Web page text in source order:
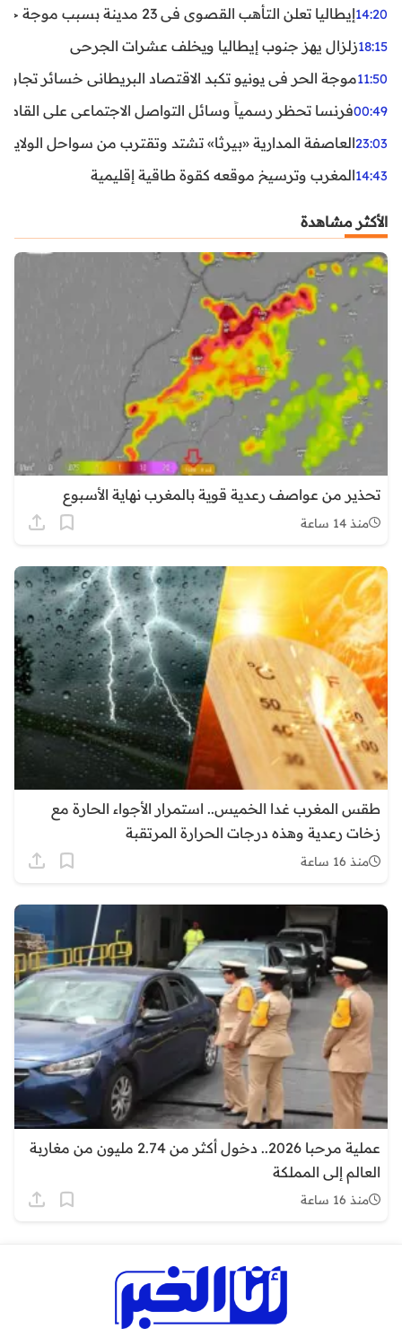
14:20إيطاليا تعلن التأهب القصوى في 23 مدينة بسبب موجة حر شديدة
18:15زلزال يهز جنوب إيطاليا ويخلف عشرات الجرحى
11:50موجة الحر في يونيو تكبد الاقتصاد البريطاني خسائر تجاوزت 1.5 مليار
00:49فرنسا تحظر رسمياً وسائل التواصل الاجتماعي على القاصرين
23:03العاصفة المدارية «بيرثا» تشتد وتقترب من سواحل
14:43المغرب وترسيخ موقعه كقوة طاقية إقليمية
الأكثر مشاهدة
تحذير من عواصف رعدية قوية بالمغرب نهاية الأسبوع
منذ 14 ساعة
طقس المغرب غدا الخميس.. استمرار الأجواء الحارة مع
زخات رعدية وهذه درجات الحرارة المرتقبة
منذ 16 ساعة
عملية مرحبا 2026.. دخول أكثر من 2.74 مليون من مغاربة
العالم إلى المملكة
منذ 16 ساعة